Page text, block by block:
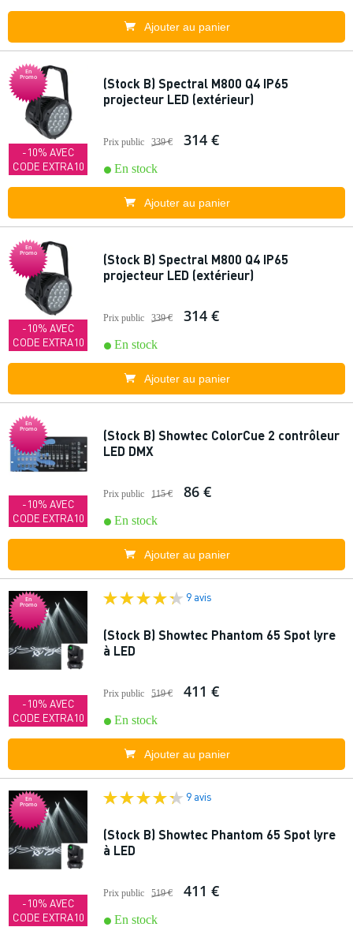
Ajouter au panier
En
Promo
-10% AVEC
CODE EXTRA10
(Stock B) Spectral M800 Q4 IP65
projecteur LED (extérieur)
Prix public 339 € 314 €
En stock
Ajouter au panier
En
Promo
-10% AVEC
CODE EXTRA10
(Stock B) Spectral M800 Q4 IP65
projecteur LED (extérieur)
Prix public 339 € 314 €
En stock
Ajouter au panier
En
Promo
-10% AVEC
CODE EXTRA10
(Stock B) Showtec ColorCue 2 contrôleur
LED DMX
Prix public 115 € 86 €
En stock
Ajouter au panier
En
Promo
-10% AVEC
CODE EXTRA10
9 avis
(Stock B) Showtec Phantom 65 Spot lyre
à LED
Prix public 519 € 411 €
En stock
Ajouter au panier
En
Promo
-10% AVEC
CODE EXTRA10
9 avis
(Stock B) Showtec Phantom 65 Spot lyre
à LED
Prix public 519 € 411 €
En stock